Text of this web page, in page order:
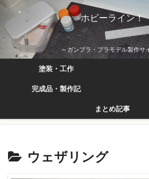
ホビーライン！
～ガンプラ・プラモデル製作サ
塗装・工作
完成品・製作記
まとめ記事
ウェザリング